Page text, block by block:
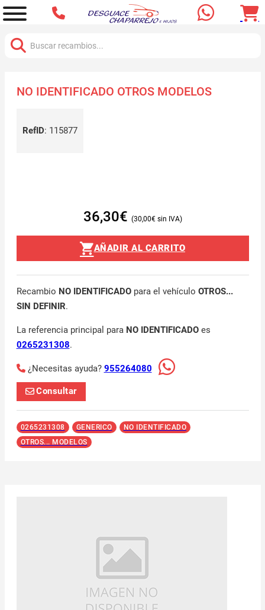
NO IDENTIFICADO OTROS MODELOS
RefID: 115877
36,30€ 30,00€
AÑADIR AL CARRITO
Recambio NO IDENTIFICADOpara el vehículo OTROS...
SIN DEFINIR.
La referencia principal para NO IDENTIFICADOes
0265231308.
¿Necesitas ayuda? 955264080
Consultar
0265231308 GENERICO
NO IDENTIFICADO
OTROS... MODELOS